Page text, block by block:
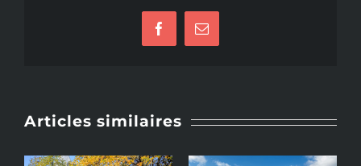
FacebookEmail
Articles similaires